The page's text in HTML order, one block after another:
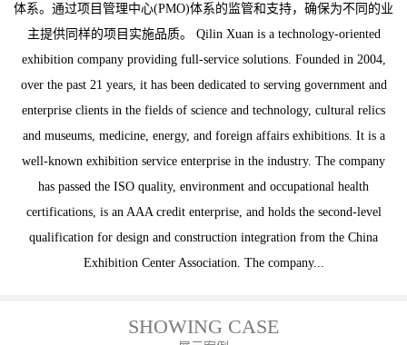
体系。通过项目管理中心(PMO)体系的监管和支持，确保为不同的业
主提供同样的项目实施品质。 Qilin Xuan is a technology-oriented
exhibition company providing full-service solutions. Founded in 2004,
over the past 21 years, it has been dedicated to serving government and
enterprise clients in the fields of science and technology, cultural relics
and museums, medicine, energy, and foreign affairs exhibitions. It is a
well-known exhibition service enterprise in the industry. The company
has passed the ISO quality, environment and occupational health
certifications, is an AAA credit enterprise, and holds the second-level
qualification for design and construction integration from the China
Exhibition Center Association. The company...
SHOWING CASE